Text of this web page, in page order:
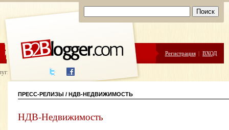
ЦЕНЫ ПОМОЩЬ Регистрация | ВХОД
написания
ПРЕСС-РЕЛИЗЫ / НДВ-НЕДВИЖИМОСТЬ
НДВ-Недвижимость